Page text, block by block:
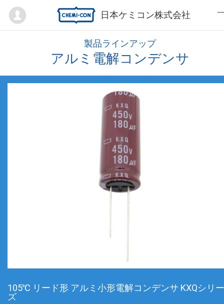
日本ケミコン株式会社
Mypage
製品ラインアップ
アルミ電解コンデンサ
105℃ リード形 アルミ小形電解コンデンサ KXQシリー
ズ